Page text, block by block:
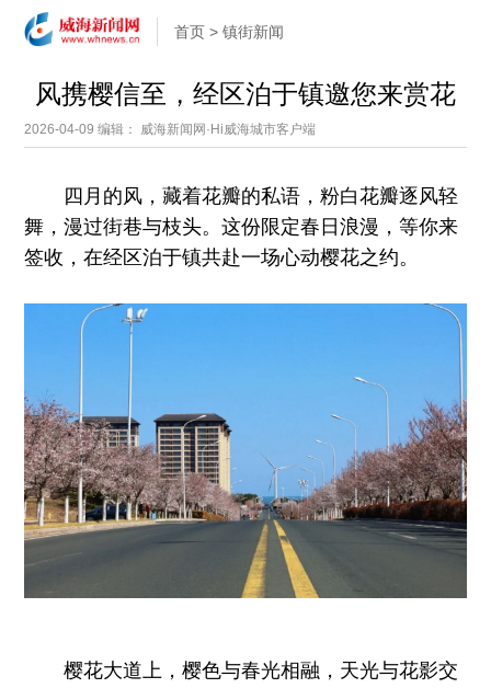
首页 >镇街新闻
风携樱信至，经区泊于镇邀您来赏花
2026-04-09编辑： 威海新闻网·Hi威海城市客户端
四月的风，藏着花瓣的私语，粉白花瓣逐风轻
舞，漫过街巷与枝头。这份限定春日浪漫，等你来
签收，在经区泊于镇共赴一场心动樱花之约。
樱花大道上，樱色与春光相融，天光与花影交